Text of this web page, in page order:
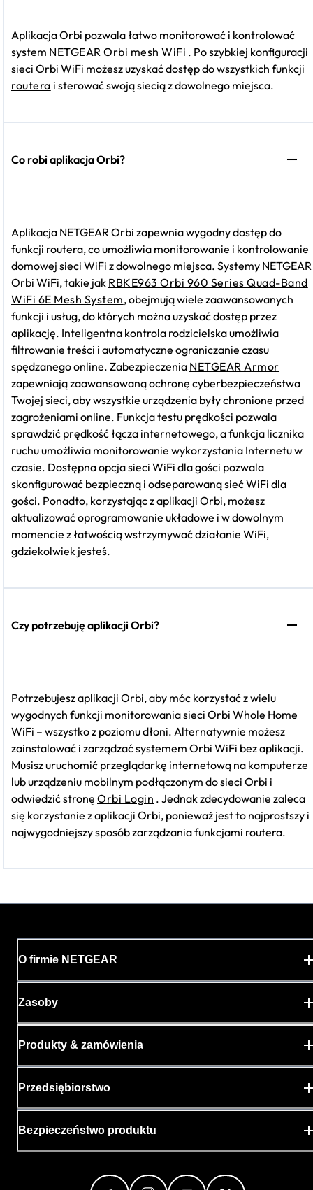
Aplikacja Orbi pozwala łatwo monitorować i kontrolować
system NETGEAR Orbi mesh WiFi . Po szybkiej konfiguracji
sieci Orbi WiFi możesz uzyskać dostęp do wszystkich funkcji
routera i sterować swoją siecią z dowolnego miejsca.
Co robi aplikacja Orbi?
Aplikacja NETGEAR Orbi zapewnia wygodny dostęp do
funkcji routera, co umożliwia monitorowanie i kontrolowanie
domowej sieci WiFi z dowolnego miejsca. Systemy NETGEAR
Orbi WiFi, takie jak RBKE963 Orbi 960 Series Quad-Band
WiFi 6E Mesh System, obejmują wiele zaawansowanych
funkcji i usług, do których można uzyskać dostęp przez
aplikację. Inteligentna kontrola rodzicielska umożliwia
filtrowanie treści i automatyczne ograniczanie czasu
spędzanego online. Zabezpieczenia NETGEAR Armor
zapewniają zaawansowaną ochronę cyberbezpieczeństwa
Twojej sieci, aby wszystkie urządzenia były chronione przed
zagrożeniami online. Funkcja testu prędkości pozwala
sprawdzić prędkość łącza internetowego, a funkcja licznika
ruchu umożliwia monitorowanie wykorzystania Internetu w
czasie. Dostępna opcja sieci WiFi dla gości pozwala
skonfigurować bezpieczną i odseparowaną sieć WiFi dla
gości. Ponadto, korzystając z aplikacji Orbi, możesz
aktualizować oprogramowanie układowe i w dowolnym
momencie z łatwością wstrzymywać działanie WiFi,
gdziekolwiek jesteś.
Czy potrzebuję aplikacji Orbi?
Potrzebujesz aplikacji Orbi, aby móc korzystać z wielu
wygodnych funkcji monitorowania sieci Orbi Whole Home
WiFi – wszystko z poziomu dłoni. Alternatywnie możesz
zainstalować i zarządzać systemem Orbi WiFi bez aplikacji.
Musisz uruchomić przeglądarkę internetową na komputerze
lub urządzeniu mobilnym podłączonym do sieci Orbi i
odwiedzić stronę Orbi Login . Jednak zdecydowanie zaleca
się korzystanie z aplikacji Orbi, ponieważ jest to najprostszy i
najwygodniejszy sposób zarządzania funkcjami routera.
O firmie NETGEAR
Zasoby
Produkty & zamówienia
Przedsiębiorstwo
Bezpieczeństwo produktu